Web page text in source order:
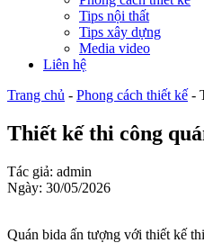
Tips nội thất
Tips xây dựng
Media video
Liên hệ
Trang chủ - Phong cách thiết kế -
Thiết kế thi công
Tác giả: admin
Ngày: 30/05/2026
Quán bida ấn tượng với thiết kế